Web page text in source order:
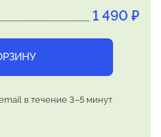
1 490 ₽
в течение 3–5 минут